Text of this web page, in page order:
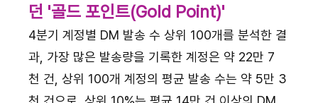
던 '골드 포인트(Gold Point)'
4분기 계정별 DM 발송 수 상위 100개를 분석한 결
과, 가장 많은 발송량을 기록한 계정은 약 22만 7
천 건, 상위 100개 계정의 평균 발송 수는 약 5만 3